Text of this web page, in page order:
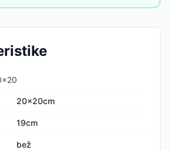
20x20cm
19cm
bež